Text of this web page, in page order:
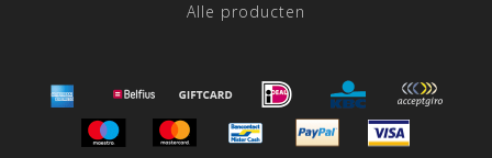
Alle producten